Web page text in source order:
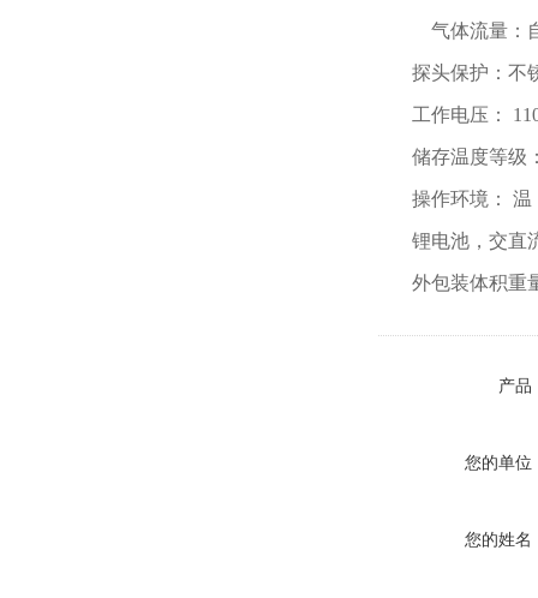
气体流量：
探头保护：不
工作电压：
储存温度等级
操作环境：
锂电池，交直
外包装体积重
产品
您的单位
您的姓名